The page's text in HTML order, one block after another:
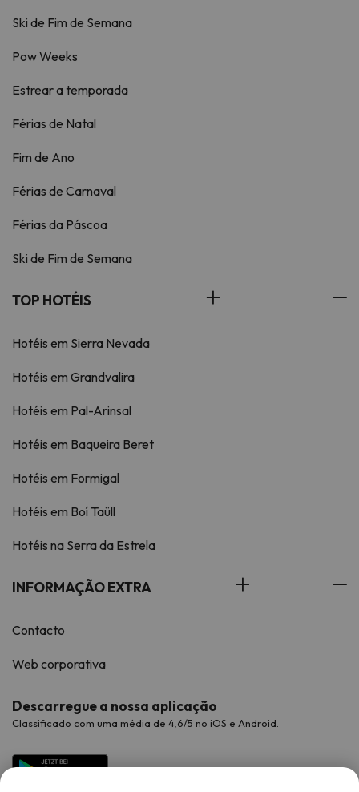
Ski de Fim de Semana
Pow Weeks
Estrear a temporada
Férias de Natal
Fim de Ano
Férias de Carnaval
Férias da Páscoa
Ski de Fim de Semana
TOP HOTÉIS
Hotéis em Sierra Nevada
Hotéis em Grandvalira
Hotéis em Pal-Arinsal
Hotéis em Baqueira Beret
Hotéis em Formigal
Hotéis em Boí Taüll
Hotéis na Serra da Estrela
INFORMAÇÃO EXTRA
Contacto
Web corporativa
Descarregue a nossa aplicação
Classificado com uma média de 4,6/5 no iOS e Android.